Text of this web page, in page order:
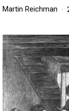
Martin Reichman
Image